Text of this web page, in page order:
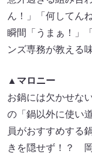
ん！」「何してん
瞬間「うまぁ！」
ンズ専務が教える
▲マロニー
お鍋には欠かせな
の「鍋以外に使い
員がおすすめする
きを隠せず！？